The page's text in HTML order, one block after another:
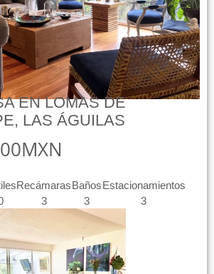
EN LOMAS DE
LAS ÁGUILAS
Recámaras
3
Baños
3
Estacionamientos
3